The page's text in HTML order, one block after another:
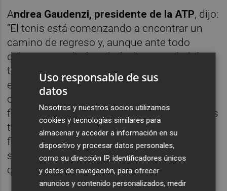
Andrea Gaudenzi, presidente de la ATP, dijo:
“El tenis está comenzando a encontrar un
camino de regreso y, aunque ante todo
debemos cuidar la salud y la seguridad de
todos los involucrados, tenemos la
esperanza de poder mantener estas
oportunidades de juego y crear un fuerte
final de temporada. Me gustaría felicitar a los
torneos por su compromiso continuo,
flexibilidad e ingenio en la búsqueda de
soluciones para trabajar en estas
circunstancias tan desafiantes”.
Uso responsable de sus
datos
Nosotros y nuestros socios utilizamos
cookies y tecnologías similares para
almacenar y acceder a información en su
dispositivo y procesar datos personales,
como su dirección IP, identificadores únicos
y datos de navegación, para ofrecer
anuncios y contenido personalizados, medir